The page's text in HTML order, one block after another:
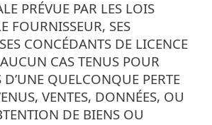
PRÉVUE PAR LES LOIS
FOURNISSEUR, SES
CONCÉDANTS DE LICENCE
CAS TENUS POUR
D’UNE QUELCONQUE PERTE
VENTES, DONNÉES, OU
DE BIENS OU